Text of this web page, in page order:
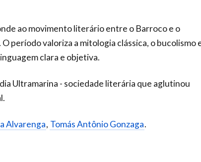
ao movimento literário entre o Barroco e o
período valoriza a mitologia clássica, o bucolismo
clara e objetiva.
Ultramarina - sociedade literária que aglutinou
Alvarenga, Tomás Antônio Gonzaga.